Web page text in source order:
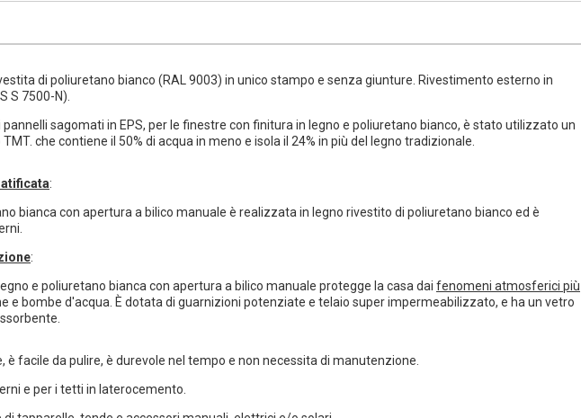
di poliuretano bianco (RAL 9003) in unico stampo e senza giunture. Rivestimento esterno in
S 7500-N).
pannelli sagomati in EPS, per le finestre con finitura in legno e poliuretano bianco, è stato utilizzato un
che contiene il 50% di acqua in meno e isola il 24% in più del legno tradizionale.
:
bianca con apertura a bilico manuale è realizzata in legno rivestito di poliuretano bianco ed è
:
e poliuretano bianca con apertura a bilico manuale protegge la casa dai fenomeni atmosferici più
e bombe d'acqua. È dotata di guarnizioni potenziate e telaio super impermeabilizzato, e ha un vetro
è facile da pulire, è durevole nel tempo e non necessita di manutenzione.
e per i tetti in laterocemento.